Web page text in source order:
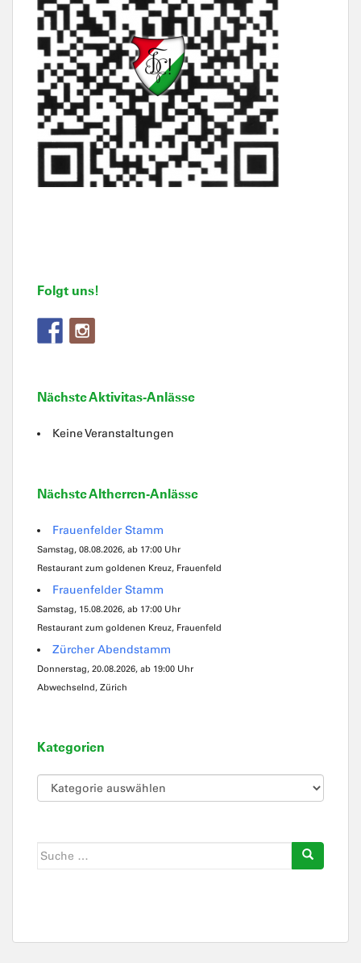
Folgt uns!
Nächste Aktivitas-Anlässe
Keine Veranstaltungen
Nächste Altherren-Anlässe
Frauenfelder Stamm
Samstag, 08.08.2026, ab 17:00 Uhr
Restaurant zum goldenen Kreuz, Frauenfeld
Frauenfelder Stamm
Samstag, 15.08.2026, ab 17:00 Uhr
Restaurant zum goldenen Kreuz, Frauenfeld
Zürcher Abendstamm
Donnerstag, 20.08.2026, ab 19:00 Uhr
Abwechselnd, Zürich
Kategorien
Kategorien
Suche